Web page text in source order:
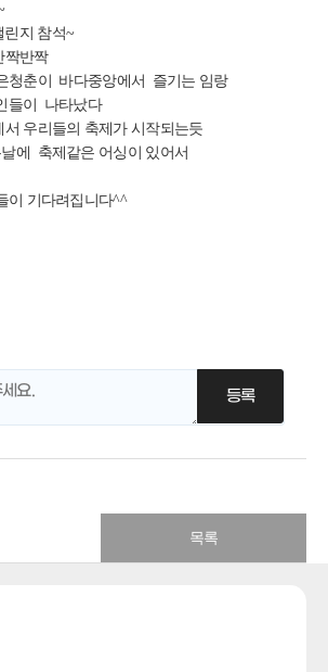
린지 참석~
짝반짝
청춘이 바다중앙에서 즐기는 임랑
들이 나타났다
우리들의 축제가 시작되는듯
에 축제같은 어싱이 있어서
이 기다려집니다^^
목록